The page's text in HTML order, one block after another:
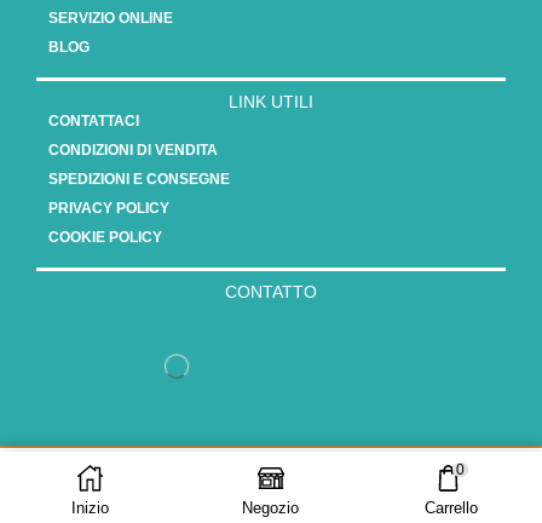
SERVIZIO ONLINE
BLOG
LINK UTILI
CONTATTACI
CONDIZIONI DI VENDITA
SPEDIZIONI E CONSEGNE
PRIVACY POLICY
COOKIE POLICY
CONTATTO
Copyright 2025 - Vasauro srl // P.Iva 15808561003
ACQUISTA ORA
Inizio Negozio
0
Carrello